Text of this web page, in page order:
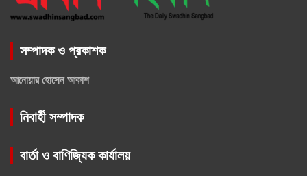
সম্পাদক ও প্রকাশক
আনোয়ার হোসেন আকাশ
নিবার্হী সম্পাদক
বার্তা ও বাণিজ্যিক কার্যালয়